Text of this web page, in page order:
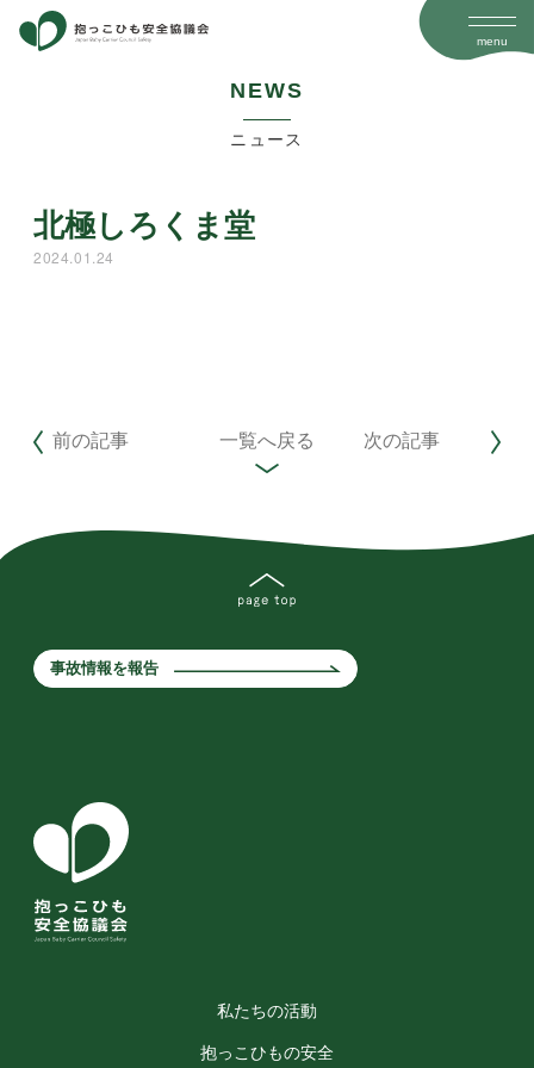
menu
N EWS
ニュース
北極しろくま堂
2024.01.24
前の記事 一覧へ戻る 次の記事
事故情報を報告
私たちの活動
抱っこひもの安全